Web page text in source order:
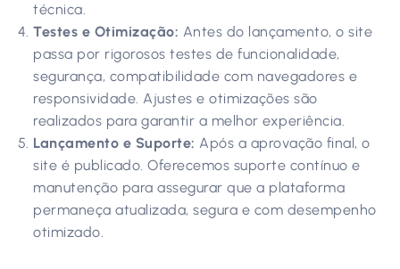
técnica.
Testes e Otimização: Antes do lançamento, o site
passa por rigorosos testes de funcionalidade,
segurança, compatibilidade com navegadores e
responsividade. Ajustes e otimizações são
realizados para garantir a melhor experiência.
Lançamento e Suporte: Após a aprovação final, o
site é publicado. Oferecemos suporte contínuo e
manutenção para assegurar que a plataforma
permaneça atualizada, segura e com desempenho
otimizado.